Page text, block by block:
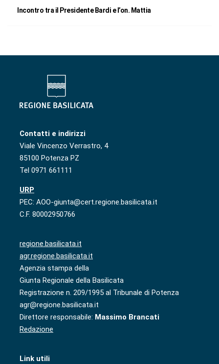
Incontro tra il Presidente Bardi e l’on. Mattia
Contatti e indirizzi
Viale Vincenzo Verrastro, 4
85100 Potenza PZ
Tel 0971 661111
URP
PEC: AOO-giunta@cert.regione.basilicata.it
C.F. 80002950766
regione.basilicata.it
agr.regione.basilicata.it
Agenzia stampa della
Giunta Regionale della Basilicata
Registrazione n. 209/1995 al Tribunale di Potenza
agr@regione.basilicata.it
Direttore responsabile: Massimo Brancati
Redazione
Link utili